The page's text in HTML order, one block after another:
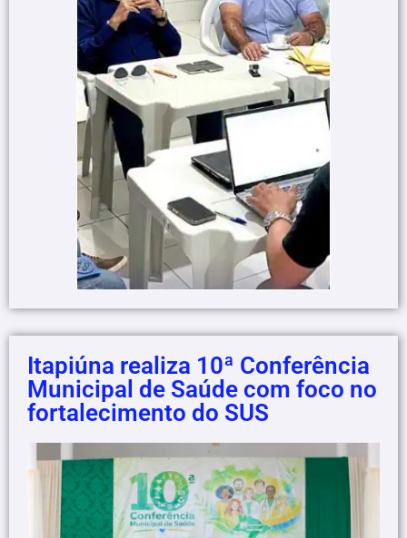
Itapiúna realiza 10ª Conferência
Municipal de Saúde com foco no
fortalecimento do SUS